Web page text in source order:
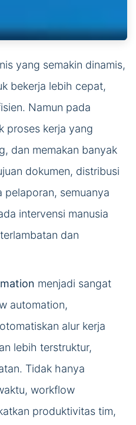
yang semakin dinamis,
bekerja lebih cepat,
Namun pada
proses kerja yang
dan memakan banyak
dokumen, distribusi
semuanya
intervensi manusia
dan
menjadi sangat
automation,
alur kerja
lebih terstruktur,
Tidak hanya
workflow
produktivitas tim,